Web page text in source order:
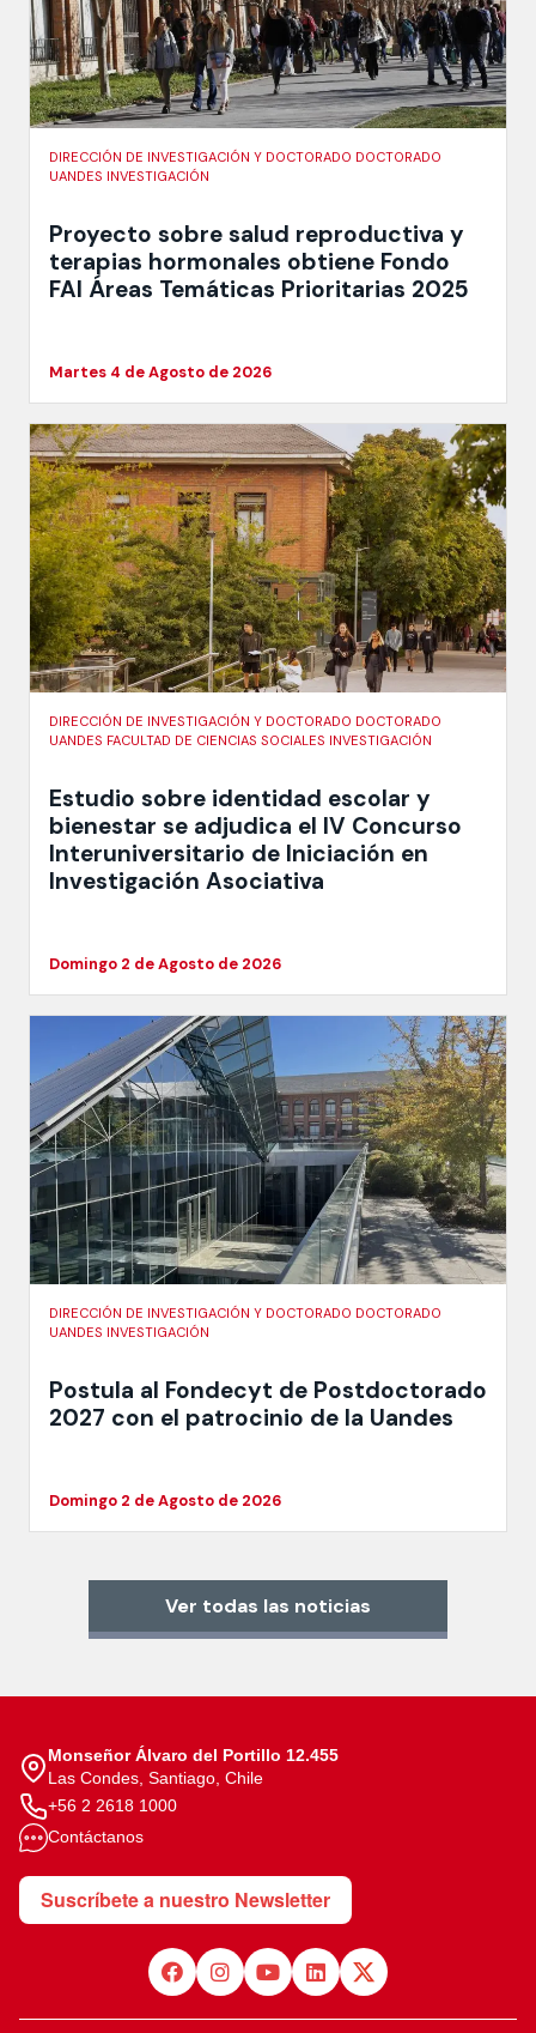
DIRECCIÓN DE INVESTIGACIÓN Y DOCTORADO DOCTORADO
UANDES INVESTIGACIÓN
Proyecto sobre salud reproductiva y
terapias hormonales obtiene Fondo
FAI Áreas Temáticas Prioritarias 2025
Martes 4 de Agosto de 2026
DIRECCIÓN DE INVESTIGACIÓN Y DOCTORADO DOCTORADO
UANDES FACULTAD DE CIENCIAS SOCIALES INVESTIGACIÓN
Estudio sobre identidad escolar y
bienestar se adjudica el IV Concurso
Interuniversitario de Iniciación en
Investigación Asociativa
Domingo 2 de Agosto de 2026
DIRECCIÓN DE INVESTIGACIÓN Y DOCTORADO DOCTORADO
UANDES INVESTIGACIÓN
Postula al Fondecyt de Postdoctorado
2027 con el patrocinio de la Uandes
Domingo 2 de Agosto de 2026
Ver todas las noticias
Monseñor Álvaro del Portillo 12.455
Las Condes, Santiago, Chile
+56 2 2618 1000
Contáctanos
Suscríbete a nuestro Newsletter